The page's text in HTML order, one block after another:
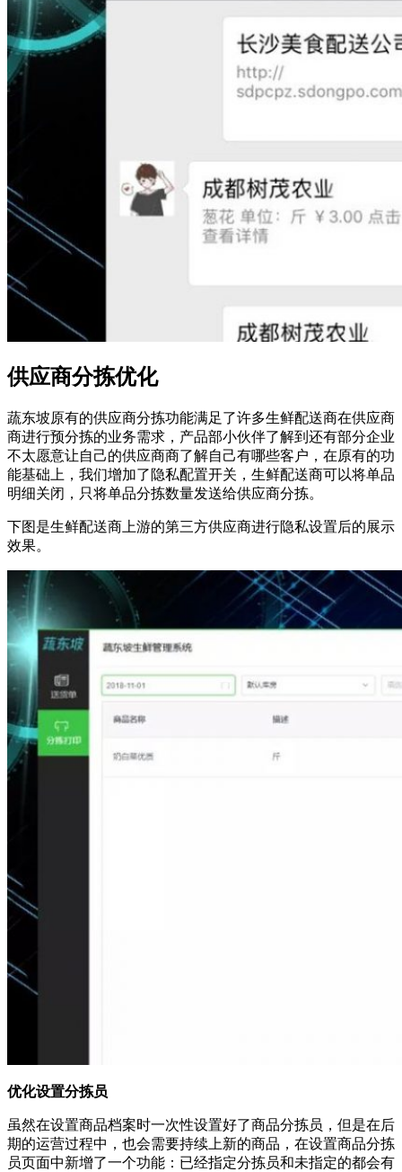
供应商分拣优化
蔬东坡原有的供应商分拣功能满足了许多生鲜配送商在供应商
商进行预分拣的业务需求，产品部小伙伴了解到还有部分企业
不太愿意让自己的供应商商了解自己有哪些客户，在原有的功
能基础上，我们增加了隐私配置开关，生鲜配送商可以将单品
明细关闭，只将单品分拣数量发送给供应商分拣。
下图是生鲜配送商上游的第三方供应商进行隐私设置后的展示
效果。
优化设置分拣员
虽然在设置商品档案时一次性设置好了商品分拣员，但是在后
期的运营过程中，也会需要持续上新的商品，在设置商品分拣
员页面中新增了一个功能：已经指定分拣员和未指定的都会有